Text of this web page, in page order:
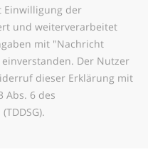
Einwilligung der
und weiterverarbeitet
mit "Nachricht
Der Nutzer
dieser Erklärung mit
Abs. 6 des